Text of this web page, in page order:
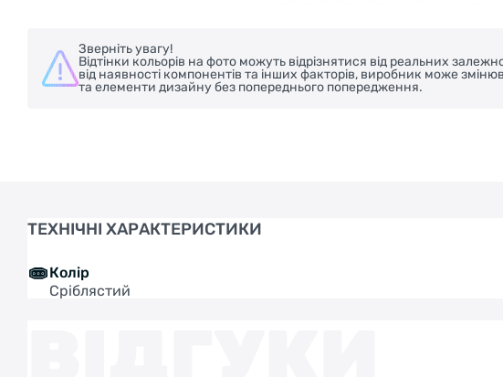
Зверніть увагу!
Відтінки кольорів на фото можуть відрізнятися від реальних
від наявності компонентів та інших факторів, виробник може
та елементи дизайну без попереднього попередження.
ТЕХНІЧНІ ХАРАКТЕРИСТИКИ
Колір
Сріблястий